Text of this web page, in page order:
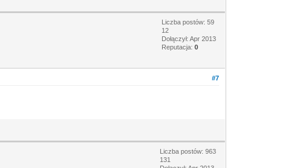
Liczba postów: 59
12
Dołączył: Apr 2013
Reputacja:0
#7
Liczba postów: 963
131